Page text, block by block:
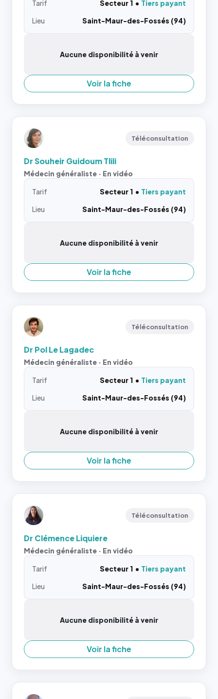
Tarif Secteur 1
Tiers payant
Lieu
Saint-Maur-des-Fossés (94)
Aucune disponibilité à venir
Voir la fiche
Téléconsultation
Dr Souheir Guidoum Tlili
Médecin généraliste · En vidéo
Tarif Secteur 1
Tiers payant
Lieu
Saint-Maur-des-Fossés (94)
Aucune disponibilité à venir
Voir la fiche
Téléconsultation
Dr Pol Le Lagadec
Médecin généraliste · En vidéo
Tarif Secteur 1
Tiers payant
Lieu
Saint-Maur-des-Fossés (94)
Aucune disponibilité à venir
Voir la fiche
Téléconsultation
Dr Clémence Liquiere
Médecin généraliste · En vidéo
Tarif Secteur 1
Tiers payant
Lieu
Saint-Maur-des-Fossés (94)
Aucune disponibilité à venir
Voir la fiche